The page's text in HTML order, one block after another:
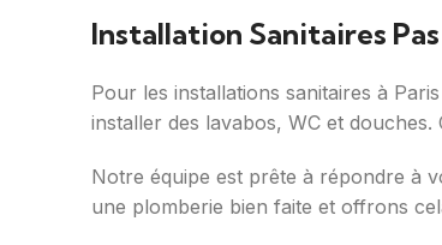
Installation Sanitaires
Pour les installations sanitaires à Paris
installer des lavabos, WC et douches.
Notre équipe est prête à répondre à
une plomberie bien faite et offrons